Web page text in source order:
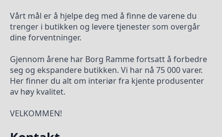
Vårt mål er å hjelpe deg med å finne de varene du
trenger i butikken og levere tjenester som overgår
dine forventninger.
Gjennom årene har Borg Ramme fortsatt å forbedre
seg og ekspandere butikken. Vi har nå 75 000 varer.
Her finner du alt om interiør fra kjente produsenter
av høy kvalitet.
VELKOMMEN!